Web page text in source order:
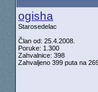
ogisha
Starosedelac
Član od: 25.4.2008.
Poruke: 1.300
Zahvalnice: 398
Zahvaljeno 399 puta na